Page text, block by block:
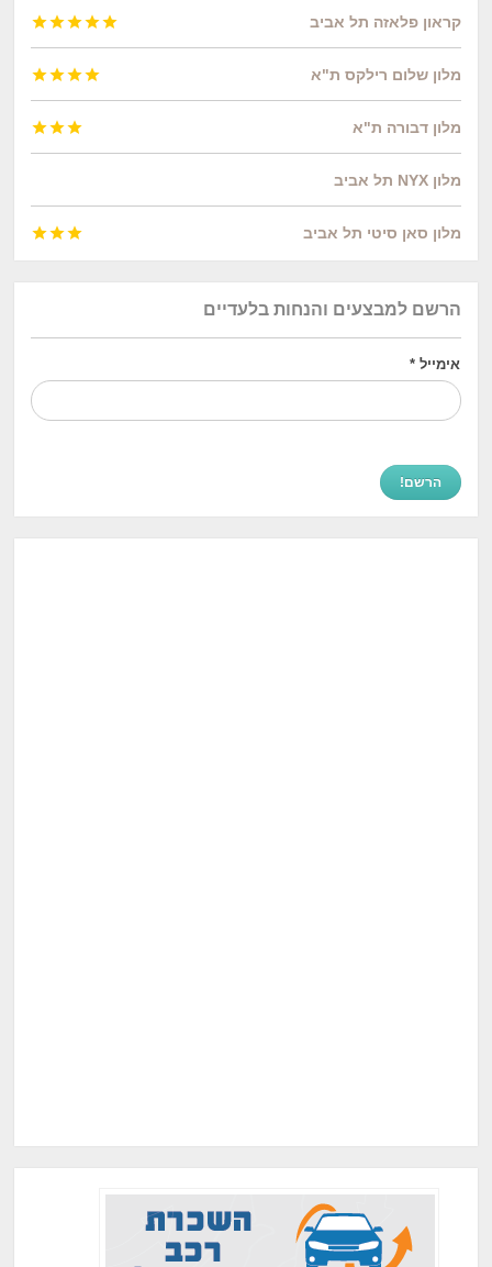
הרשם למבצעים והנחות בלעדיים
אימייל*
קראון פלאזה תל אביב 




מלון שלום רילקס ת"א 



מלון דבורה ת"א 


מלון NYX תל אביב
מלון סאן סיטי תל אביב 

